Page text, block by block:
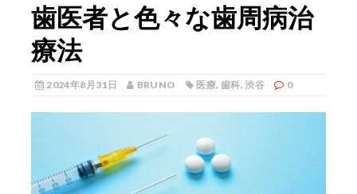
歯医者と色々な歯周病治
療法
2024年8月31日 BRUNO 医療, 歯科,渋谷 0